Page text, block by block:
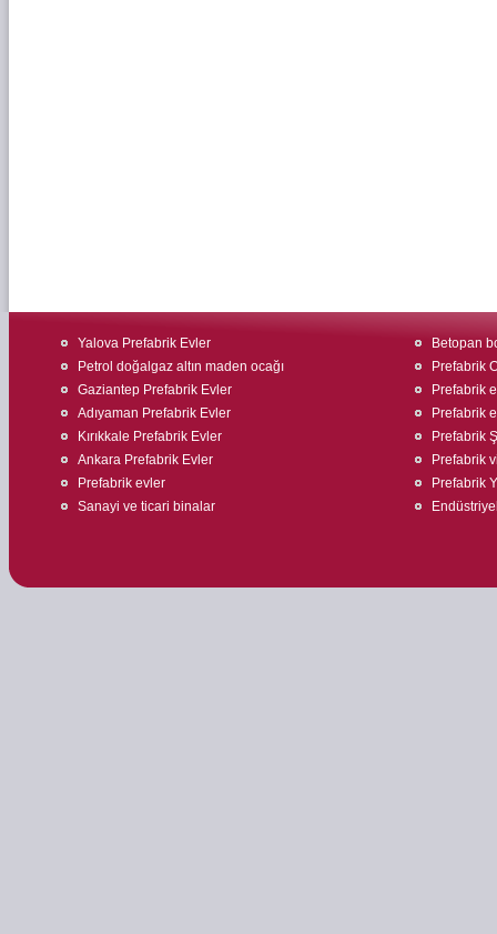
Yalova Prefabrik Evler
Petrol doğalgaz altın maden ocağı
Gaziantep Prefabrik Evler
Adıyaman Prefabrik Evler
Kırıkkale Prefabrik Evler
Ankara Prefabrik Evler
Prefabrik evler
Sanayi ve ticari binalar
Betopan
Prefabrik
Prefabrik
Prefabrik
Prefabrik
Prefabrik
Prefabrik